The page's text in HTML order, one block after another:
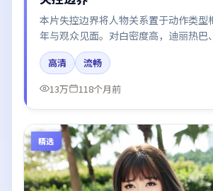
本片失控边界将人物关系置于动作类型
年与观众见面。对白密度高，迪丽热巴
译、刘亦菲的台词节奏值得关注；整体
都市与冷色调摄影。
高清
流畅
13万
118个月前
精选